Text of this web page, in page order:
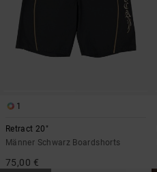
1
Retract 20"
Männer Schwarz Boardshorts
75,00 €